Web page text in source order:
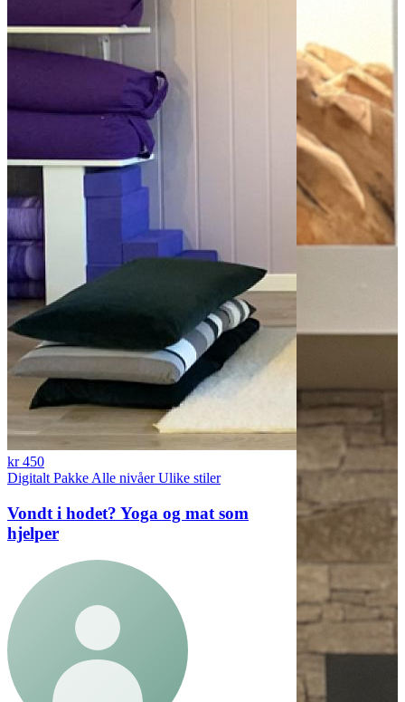
kr 450
Digitalt Pakke Alle nivåerUlike stiler
Vondt i hodet? Yoga og mat som
hjelper